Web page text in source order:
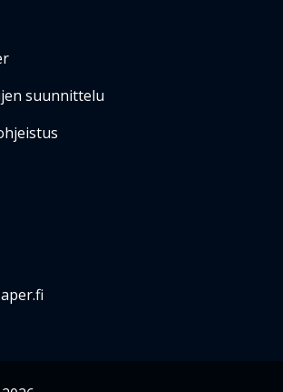
suunnittelu